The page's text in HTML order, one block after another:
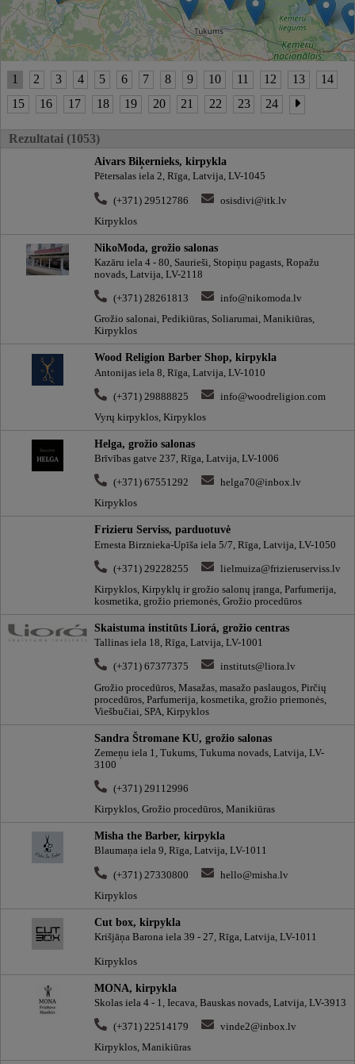
1 2 3 4 5 6 7 8 9 10 11 12 13
14
15
16 17 18 19 20 21 22 23 24
Rezultatai (1053)
Aivars Biķernieks, kirpykla
Pētersalas iela 2, Rīga, Latvija, LV-1045
(+371) 29512786
osisdivi@itk.lv
Kirpyklos
NikoModa, grožio salonas
Kazāru iela 4 - 80, Saurieši, Stopiņu pagasts, Ropažu
novads, Latvija, LV-2118
(+371) 28261813
info@nikomoda.lv
Grožio salonai, Pedikiūras, Soliarumai, Manikiūras,
Kirpyklos
Wood Religion Barber Shop, kirpykla
Antonijas iela 8, Rīga, Latvija, LV-1010
(+371) 29888825
info@woodreligion.com
Vyrų kirpyklos, Kirpyklos
Helga, grožio salonas
Brīvības gatve 237, Rīga, Latvija, LV-1006
(+371) 67551292
helga70@inbox.lv
Kirpyklos
Frizieru Serviss, parduotuvė
Ernesta Birznieka-Upīša iela 5/7, Rīga, Latvija, LV-1050
(+371) 29228255
lielmuiza@frizieruserviss.lv
Kirpyklos, Kirpyklų ir grožio salonų įranga, Parfumerija,
kosmetika, grožio priemonės, Grožio procedūros
Skaistuma institūts Liorá, grožio centras
Tallinas iela 18, Rīga, Latvija, LV-1001
(+371) 67377375
instituts@liora.lv
Grožio procedūros, Masažas, masažo paslaugos, Pirčių
procedūros, Parfumerija, kosmetika, grožio priemonės,
Viešbučiai, SPA, Kirpyklos
Sandra Štromane KU, grožio salonas
Zemeņu iela 1, Tukums, Tukuma novads, Latvija, LV-
3100
(+371) 29112996
Kirpyklos, Grožio procedūros, Manikiūras
Misha the Barber, kirpykla
Blaumaņa iela 9, Rīga, Latvija, LV-1011
(+371) 27330800
hello@misha.lv
Kirpyklos
Cut box, kirpykla
Krišjāņa Barona iela 39 - 27, Rīga, Latvija, LV-1011
Kirpyklos
MONA, kirpykla
Skolas iela 4 - 1, Iecava, Bauskas novads, Latvija, LV-3913
(+371) 22514179
vinde2@inbox.lv
Kirpyklos, Manikiūras